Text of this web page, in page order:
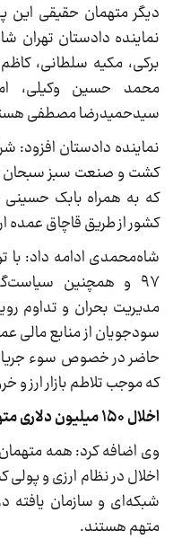
دیگر متهمان حقیقی
نماینده دادستان تهران
برکی، مکیه سلطانی،
محمد حسین وکیلی،
سیدحمیدرضا مصطفی
نماینده دادستان افزود:
کشت و صنعت سبز سبحان
که به همراه بابک حسینی
کشور از طریق قاچاق عمده
۹۷ و همچنین
مدیریت بحران و تداوم
سودجویان از منابع مالی
حاضر در خصوص سوء
که موجب تلاطم بازار ارز و
اخلال ۱۵۰ میلیون دلاری متهمان
وی اضافه کرد: همه
اخلال در نظام ارزی و
متهم هستند.